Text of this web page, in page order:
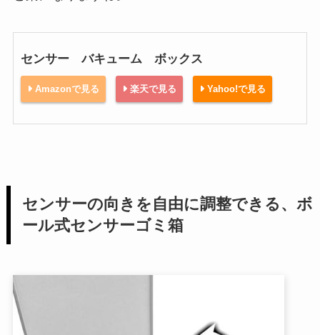
センサー バキューム ボックス
Amazonで見る 楽天で見る Yahoo!で見る
センサーの向きを自由に調整できる、ボ
ール式センサーゴミ箱